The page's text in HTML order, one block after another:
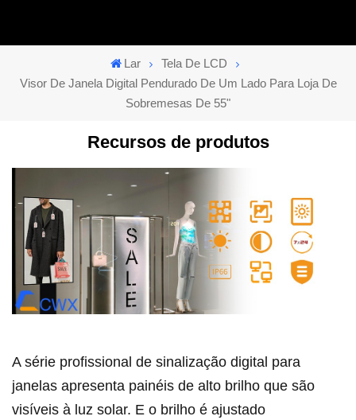
Lar
Tela De LCD
Visor De Janela Digital Pendurado De Um Lado Para Loja De
Sobremesas De 55"
Recursos de produtos
A série profissional de sinalização digital para
janelas apresenta painéis de alto brilho que são
visíveis à luz solar. E o brilho é ajustado